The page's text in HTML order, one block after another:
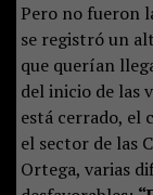
Pero no fueron
se registró un
que querían
del inicio de las
está cerrado, el
el sector de las
Ortega, varias